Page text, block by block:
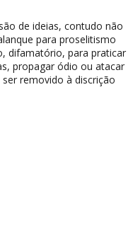
de ideias, contudo não
para proselitismo
difamatório, para praticar
propagar ódio ou atacar
removido à discrição